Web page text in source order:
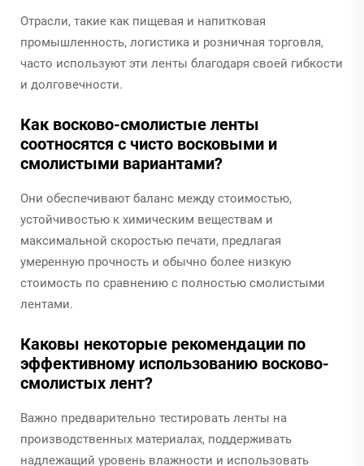
Отрасли, такие как пищевая и напитковая
промышленность, логистика и розничная торговля,
часто используют эти ленты благодаря своей гибкости
и долговечности.
Как восково-смолистые ленты
соотносятся с чисто восковыми и
смолистыми вариантами?
Они обеспечивают баланс между стоимостью,
устойчивостью к химическим веществам и
максимальной скоростью печати, предлагая
умеренную прочность и обычно более низкую
стоимость по сравнению с полностью смолистыми
лентами.
Каковы некоторые рекомендации по
эффективному использованию восково-
смолистых лент?
Важно предварительно тестировать ленты на
производственных материалах, поддерживать
надлежащий уровень влажности и использовать